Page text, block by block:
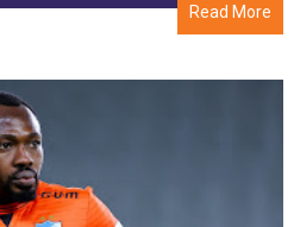
Read More